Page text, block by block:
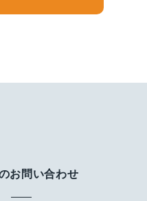
お問い合わせ